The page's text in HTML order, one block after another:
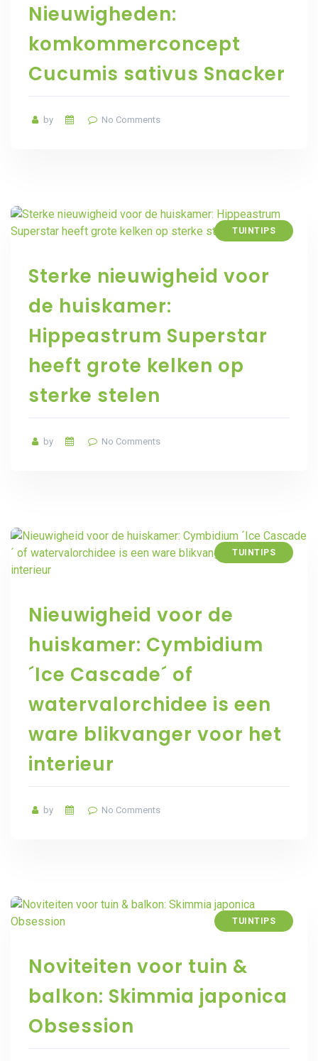
Nieuwigheden:
komkommerconcept
Cucumis sativus Snacker
by No Comments
TUINTIPS
Sterke nieuwigheid voor
de huiskamer:
Hippeastrum Superstar
heeft grote kelken op
sterke stelen
by No Comments
TUINTIPS
Nieuwigheid voor de
huiskamer: Cymbidium
´Ice Cascade´ of
watervalorchidee is een
ware blikvanger voor het
interieur
by No Comments
TUINTIPS
Noviteiten voor tuin &
balkon: Skimmia japonica
Obsession